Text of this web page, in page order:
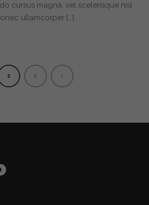
cursus magna, vel scelerisque nisl
ullamcorper […]
1 2